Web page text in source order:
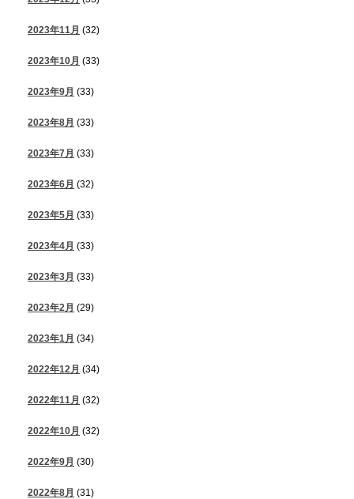
2023年11月 (32)
2023年10月 (33)
2023年9月 (33)
2023年8月 (33)
2023年7月 (33)
2023年6月 (32)
2023年5月 (33)
2023年4月 (33)
2023年3月 (33)
2023年2月 (29)
2023年1月 (34)
2022年12月 (34)
2022年11月 (32)
2022年10月 (32)
2022年9月 (30)
2022年8月 (31)